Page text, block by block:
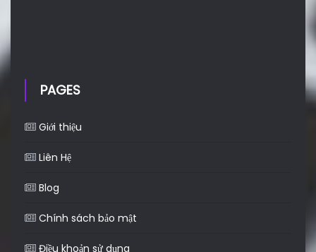
PAGES
Giới thiệu
Liên Hệ
Blog
Chính sách bảo mật
Điều khoản sử dụng